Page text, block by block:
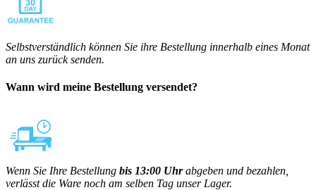
Selbstverständlich können Sie ihre Bestellung innerhalb eines Monat
an uns zurück senden.
Wann wird meine Bestellung versendet?
Wenn Sie Ihre Bestellung bis 13:00 Uhrabgeben und bezahlen,
verlässt die Ware noch am selben Tag unser Lager.